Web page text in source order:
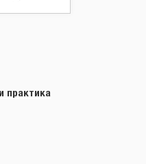
практика